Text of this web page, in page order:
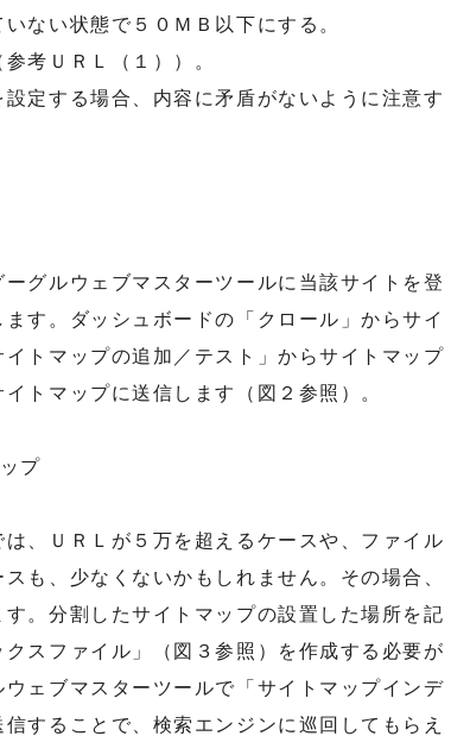
ない状態で５０ＭＢ以下にする。
考ＵＲＬ（１））。
設定する場合、内容に矛盾がないように注意す
グルウェブマスターツールに当該サイトを登
す。ダッシュボードの「クロール」からサイ
イトマップの追加／テスト」からサイトマップ
トマップに送信します（図２参照）。
プ
、ＵＲＬが５万を超えるケースや、ファイル
も、少なくないかもしれません。その場合、
。分割したサイトマップの設置した場所を記
スファイル」（図３参照）を作成する必要が
ェブマスターツールで「サイトマップインデ
することで、検索エンジンに巡回してもらえ